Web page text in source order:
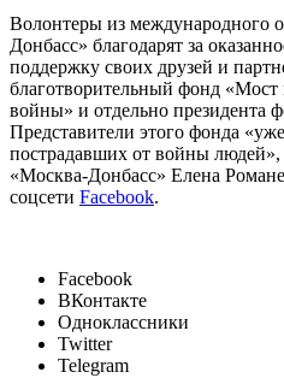
Волонтеры из международного
Донбасс» благодарят за
поддержку своих друзей и
благотворительный фонд
войны» и отдельно президента
Представители этого фонда
пострадавших от войны
«Москва-Донбасс» Елена
соцсети Facebook.
Facebook
ВКонтакте
Одноклассники
Twitter
Telegram